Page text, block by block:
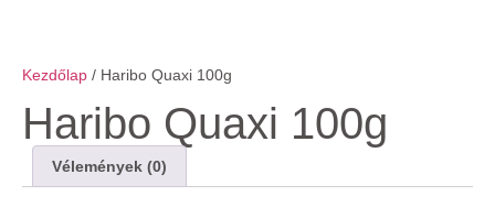
Kezdőlap / Haribo Quaxi 100g
Haribo Quaxi 100g
Vélemények (0)